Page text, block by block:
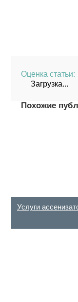
Оценка статьи:
Загрузка...
Похожие
Услуги